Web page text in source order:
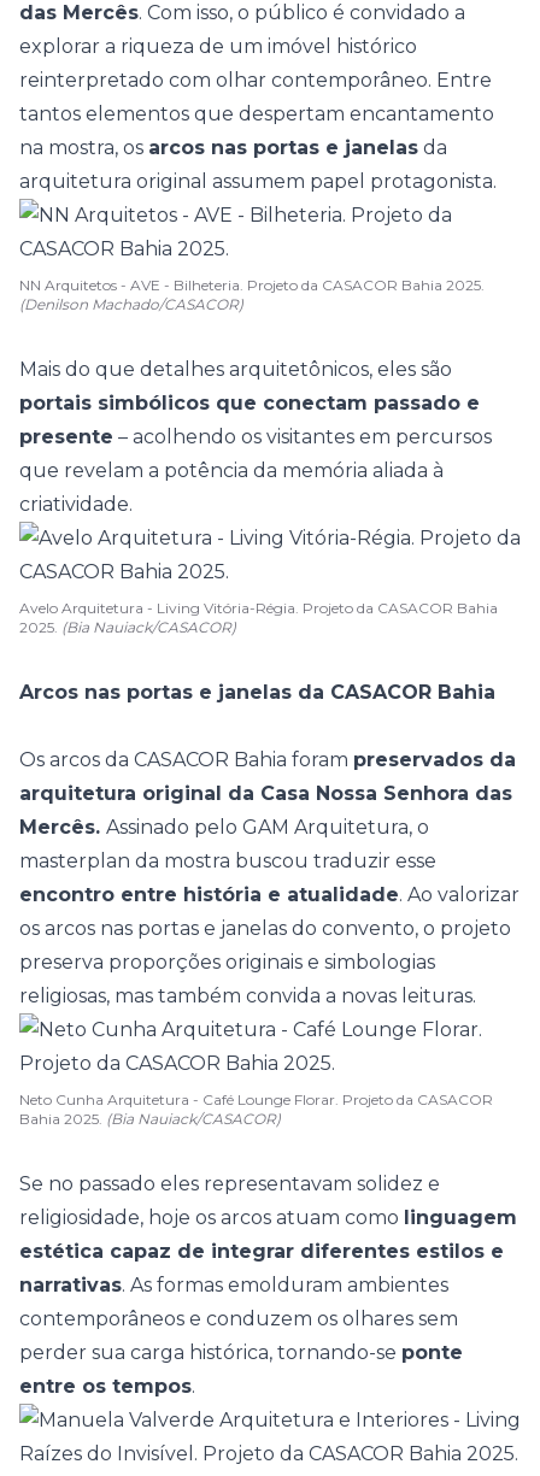
das Mercês. Com isso, o público é convidado a
explorar a riqueza de um imóvel histórico
reinterpretado com olhar contemporâneo. Entre
tantos elementos que despertam encantamento
na mostra, os arcos nas portas e janelas da
arquitetura original assumem papel protagonista.
NN Arquitetos - AVE - Bilheteria. Projeto da CASACOR Bahia 2025.
(Denilson Machado/CASACOR)
Mais do que detalhes arquitetônicos, eles são
portais simbólicos que conectam passado e
presente – acolhendo os visitantes em percursos
que revelam a potência da memória aliada à
criatividade.
Avelo Arquitetura - Living Vitória-Régia. Projeto da CASACOR Bahia
2025. (Bia Nauiack/CASACOR)
Arcos nas portas e janelas da CASACOR Bahia
Os arcos da CASACOR Bahia foram preservados da
arquitetura original da Casa Nossa Senhora das
Mercês. Assinado pelo GAM Arquitetura, o
masterplan da mostra buscou traduzir esse
encontro entre história e atualidade. Ao valorizar
os arcos nas portas e janelas do convento, o projeto
preserva proporções originais e simbologias
religiosas, mas também convida a novas leituras.
Neto Cunha Arquitetura - Café Lounge Florar. Projeto da CASACOR
Bahia 2025. (Bia Nauiack/CASACOR)
Se no passado eles representavam solidez e
religiosidade, hoje os arcos atuam como linguagem
estética capaz de integrar diferentes estilos e
narrativas. As formas emolduram ambientes
contemporâneos e conduzem os olhares sem
perder sua carga histórica, tornando-se ponte
entre os tempos.